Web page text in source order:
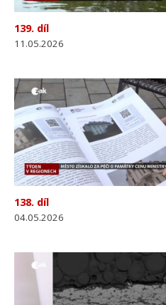
139. díl
11.05.2026
138. díl
04.05.2026